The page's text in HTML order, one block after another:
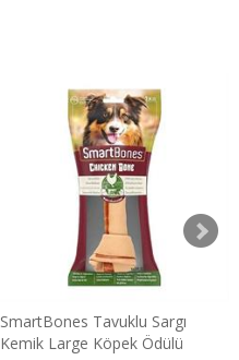
SmartBones Tavuklu Sargı
Kemik Large Köpek Ödülü